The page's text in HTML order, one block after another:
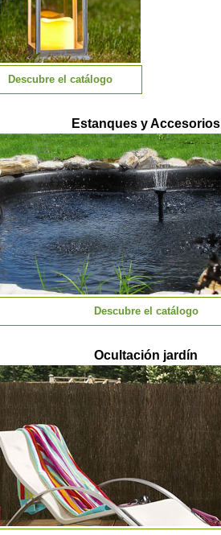
Descubre el catálogo
Estanques y Accesorios
Descubre el catálogo
Ocultación jardín